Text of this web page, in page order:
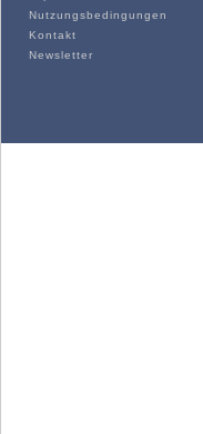
Nutzungsbedingungen
Kontakt
Newsletter